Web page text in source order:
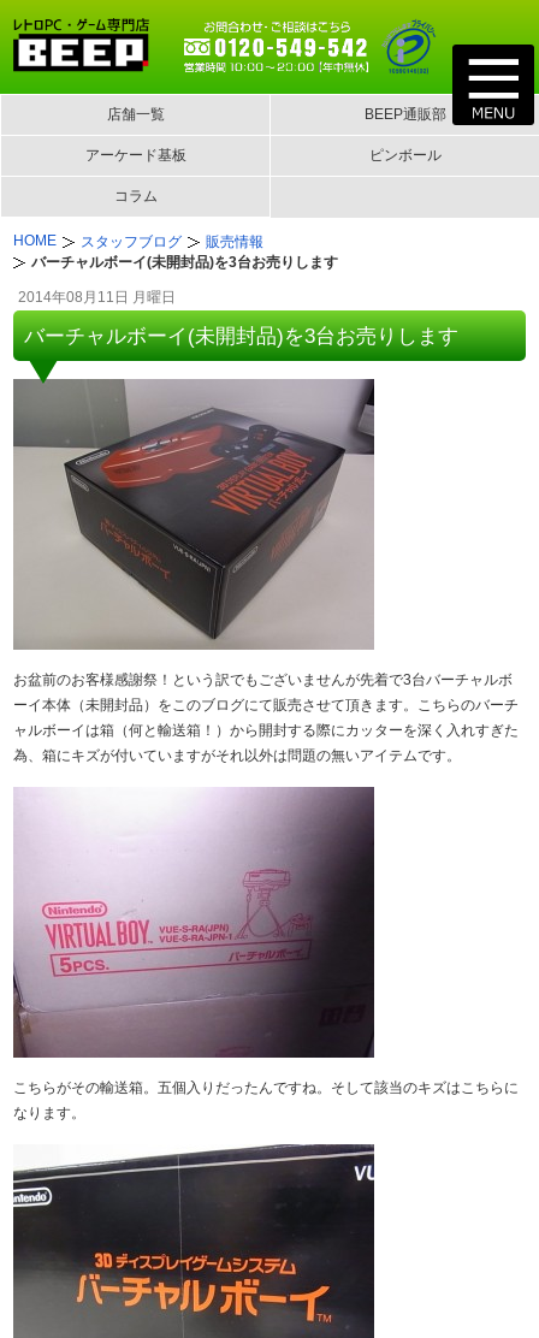
店舗一覧 BEEP通販部
アーケード基板 ピンボール
コラム
HOME スタッフブログ
販売情報
バーチャルボーイ(未開封品)を3台お売りします
2014年08月11日 月曜日
バーチャルボーイ(未開封品)を3台お売りします
お盆前のお客様感謝祭！という訳でもございませんが先着で3台バーチャルボ
ーイ本体（未開封品）をこのブログにて販売させて頂きます。こちらのバーチ
ャルボーイは箱（何と輸送箱！）から開封する際にカッターを深く入れすぎた
為、箱にキズが付いていますがそれ以外は問題の無いアイテムです。
こちらがその輸送箱。五個入りだったんですね。そして該当のキズはこちらに
なります。